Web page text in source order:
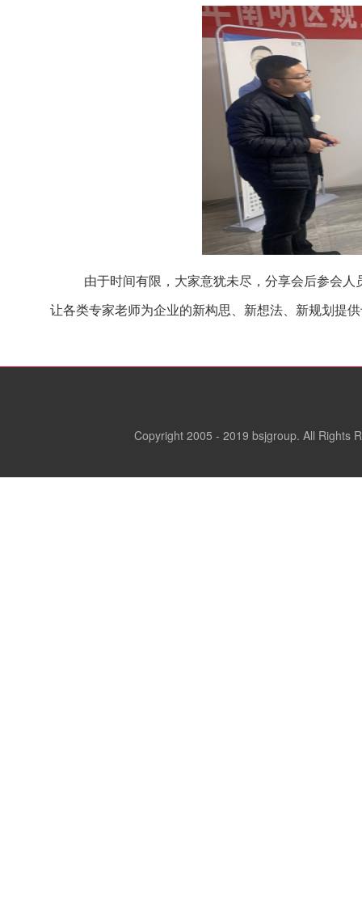
由于时间有限 ，大家意犹未尽 ，分享会后参会
让各类专家老师为企业的新构思、新想法、新规划提
Copyright 2005 - 2019 bsjgroup. All Rights